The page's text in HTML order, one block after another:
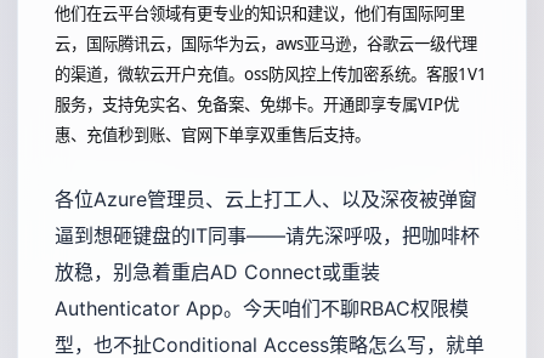
他们在云平台领域有更专业的知识和建议，他们有国际阿里
云，国际腾讯云，国际华为云，aws亚马逊，谷歌云一级代理
的渠道，微软云开户充值。oss防风控上传加密系统。客服1V1
服务，支持免实名、免备案、免绑卡。开通即享专属VIP优
惠、充值秒到账、官网下单享双重售后支持。
各位Azure管理员、云上打工人、以及深夜被弹窗
逼到想砸键盘的IT同事——请先深呼吸，把咖啡杯
放稳，别急着重启AD Connect或重装
Authenticator App。今天咱们不聊RBAC权限模
型，也不扯Conditional Access策略怎么写，就单